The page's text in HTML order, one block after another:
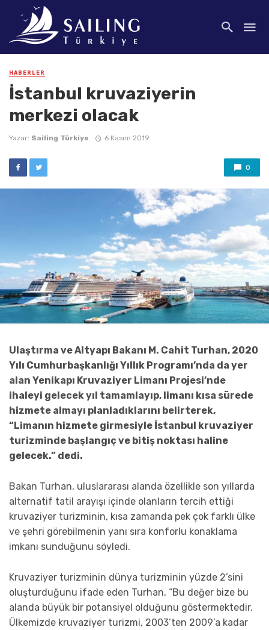
HABERLER
İstanbul kruvaziyerin
merkezi olacak
Yazar: Sailing Türkiye 6 Kasım 2019
0
Ulaştırma ve Altyapı Bakanı M. Cahit Turhan, 2020
Yılı Cumhurbaşkanlığı Yıllık Programı’nda da yer
alan Yenikapı Kruvaziyer Limanı Projesi’nde
ihaleyi gelecek yıl tamamlayıp, limanı kısa sürede
hizmete almayı planladıklarını belirterek,
“Limanın hizmete girmesiyle İstanbul kruvaziyer
turizminde başlangıç ve bitiş noktası haline
gelecek.” dedi.
Bakan Turhan, uluslararası alanda özellikle son yıllarda
alternatif tatil arayışı içinde olanların tercih ettiği
kruvaziyer turizminin, kısa zamanda pek çok farklı ülke
ve şehri görebilmenin yanı sıra konforlu konaklama
imkanı sunduğunu söyledi.
Kruvaziyer turizminin dünya turizminin yüzde 2’sini
oluşturduğunu ifade eden Turhan, “Bu değer bize bu
alanda büyük bir potansiyel olduğunu göstermektedir.
Ülkemizde kruvaziyer turizmi, 2003’ten 2009’a kadar